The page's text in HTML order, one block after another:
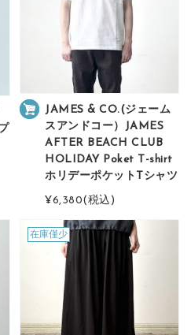
JAMES & CO.(ジェーム
スアンドコー）JAMES
AFTER BEACH CLUB
HOLIDAY Poket T-shirt
ホリデーポケットTシャツ
¥6,380(税込)
在庫僅少